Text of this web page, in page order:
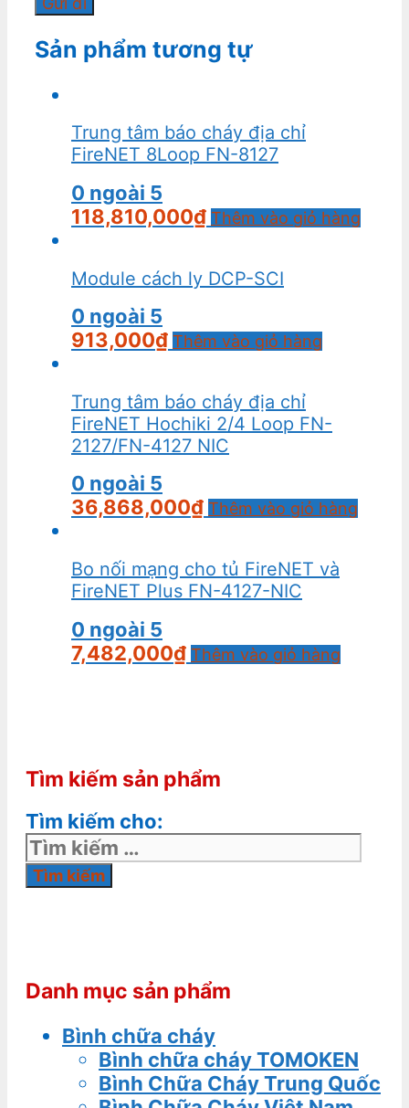
Sản phẩm tương tự
Trung tâm báo cháy địa chỉ
FireNET 8Loop FN-8127
0 ngoài 5
118,810,000₫ Thêm vào giỏ hàng
Module cách ly DCP-SCI
0 ngoài 5
913,000₫ Thêm vào giỏ hàng
Trung tâm báo cháy địa chỉ
FireNET Hochiki 2/4 Loop FN-
2127/FN-4127 NIC
0 ngoài 5
36,868,000₫ Thêm vào giỏ hàng
Bo nối mạng cho tủ FireNET và
FireNET Plus FN-4127-NIC
0 ngoài 5
7,482,000₫ Thêm vào giỏ hàng
Tìm kiếm sản phẩm
Tìm kiếm cho:
Danh mục sản phẩm
Bình chữa cháy
Bình chữa cháy TOMOKEN
Bình Chữa Cháy Trung Quốc